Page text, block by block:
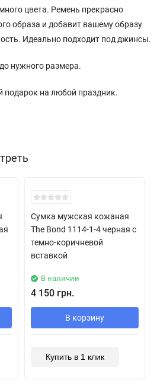
цвета. Ремень прекрасно
образа и добавит вашему образу
Идеально подходит под джинсы.
нужного размера.
подарок на любой праздник.
Сумка мужская кожаная
The Bond 1114-1-4 черная с
темно-коричневой
вставкой
В наличии
4 150 грн.
В корзину
Купить в 1 клик